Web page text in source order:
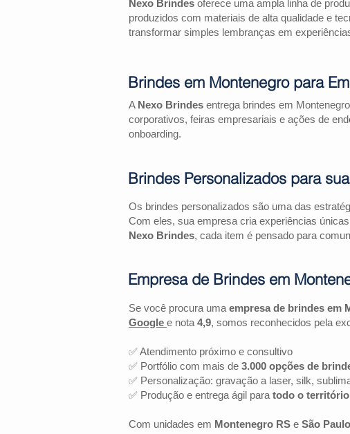
Nexo Brindes oferece uma ampla linha de
produzidos com materiais de alta qualidade e
transformar simples lembranças em
A Nexo Brindes entrega brindes em
corporativos, feiras empresariais e ações de
onboarding.
Os brindes personalizados são uma das
Com eles, sua empresa cria experiências
Nexo Brindes, cada item é pensado para
Se você procura uma empresa de brindes em
Google e nota 4,9, somos reconhecidos pela
✅ Atendimento próximo e consultivo
✅ Portfólio com mais de 3.000 opções de
✅ Personalização: gravação a laser, silk,
✅ Produção e entrega ágil para todo o
Com unidades em Montenegro RS e São
Brindes em Montenegro para
Brindes Personalizados para
Empresa de Brindes em